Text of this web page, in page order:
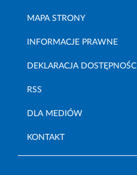
MAPA STRONY
INFORMACJE PRAWNE
DEKLARACJA DOSTĘPNOŚCI
RSS
DLA MEDIÓW
KONTAKT